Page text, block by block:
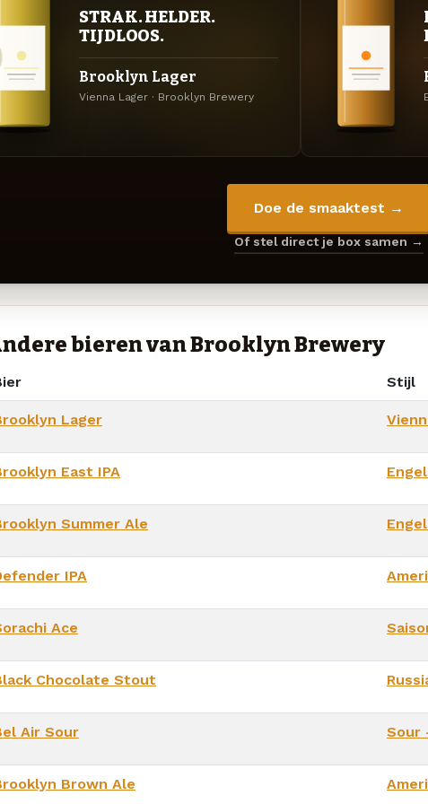
STRAK. HELDER.
TIJDLOOS.
Brooklyn Lager
Vienna Lager · Brooklyn Brewery
Doe de smaaktest →
Of stel direct je box samen →
bieren van Brooklyn Brewery
Stijl
Lager
East IPA
Summer Ale
IPA
Ace
Chocolate Stout
Air Sour Sour
Brown Ale